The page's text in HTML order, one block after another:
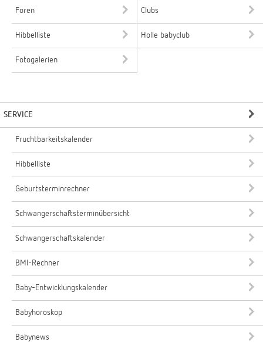
Foren Clubs
Hibbelliste Holle babyclub
Fotogalerien
SERVICE
Fruchtbarkeitskalender
Hibbelliste
Geburtsterminrechner
Schwangerschaftsterminübersicht
Schwangerschaftskalender
BMI-Rechner
Baby-Entwicklungskalender
Babyhoroskop
Babynews